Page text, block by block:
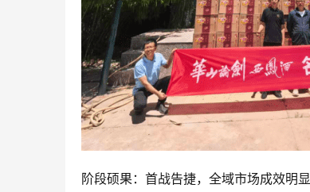
阶段硕果：首战告捷，全域市场成效明显